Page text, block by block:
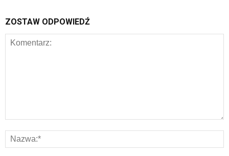
ZOSTAW ODPOWIEDŹ